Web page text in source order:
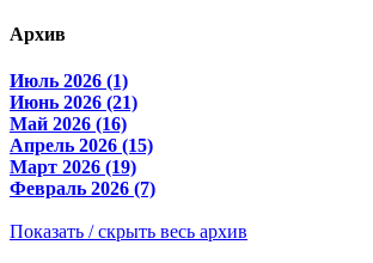
Архив
Июль 2026 (1)
Июнь 2026 (21)
Май 2026 (16)
Апрель 2026 (15)
Март 2026 (19)
Февраль 2026 (7)
Показать / скрыть весь архив